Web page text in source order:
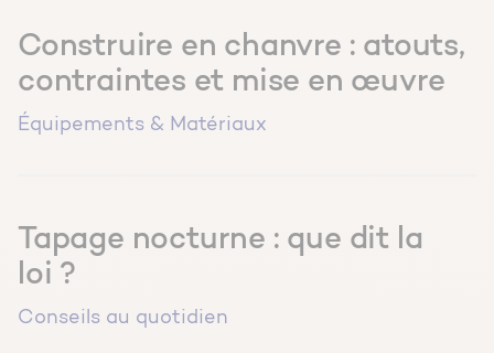
Construire en chanvre : atouts,
contraintes et mise en œuvre
Équipements & Matériaux
Tapage nocturne : que dit la
loi ?
Conseils au quotidien